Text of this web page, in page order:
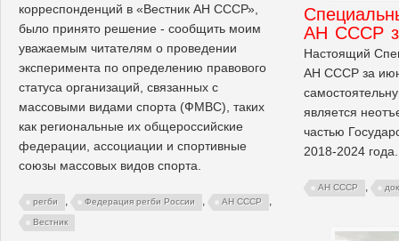
корреспонденций в «Вестник АН СССР»,
было принято решение - сообщить моим
уважаемым читателям о проведении
эксперимента по определению правового
статуса организаций, связанных с
массовыми видами спорта (ФМВС), таких
как региональные их общероссийские
федерации, ассоциации и спортивные
союзы массовых видов спорта.
регби , Федерация регби России , АН СССР ,
Вестник
АН СССР
Настоящий
АН СССР за
является
частью
2018-2024 года.
АН СССР ,